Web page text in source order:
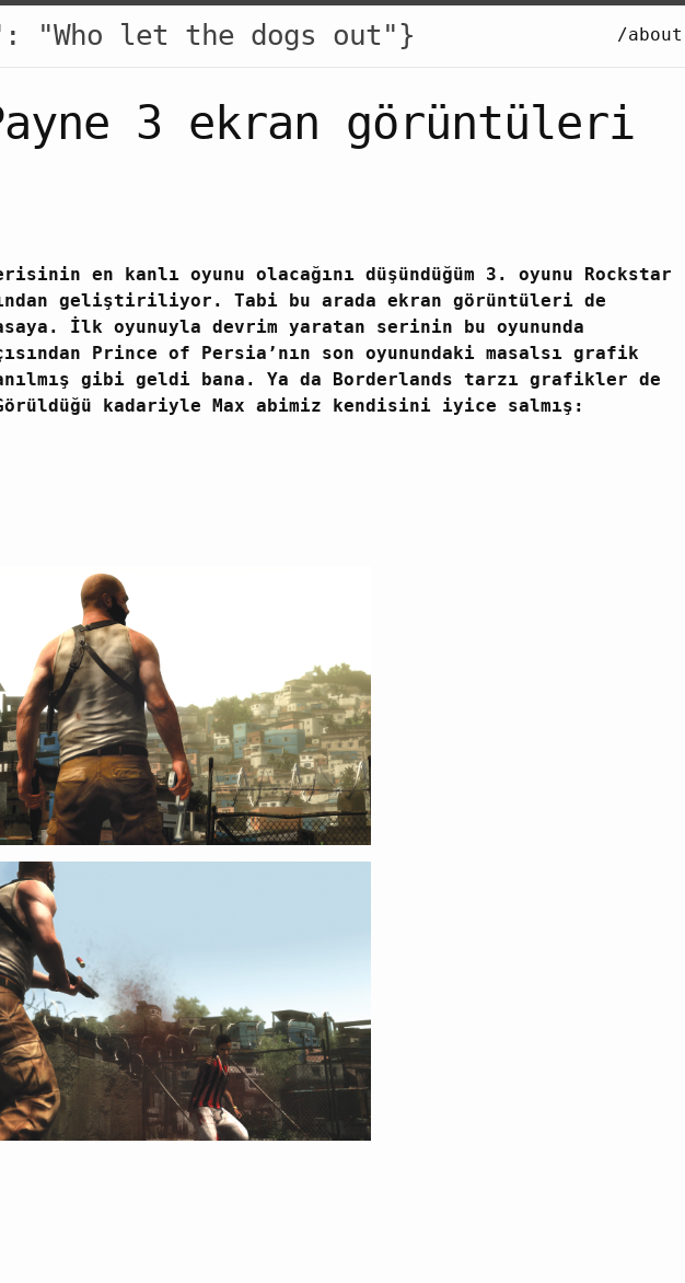
let the dogs out"} /about
3 ekran görüntüleri
en kanlı oyunu olacağını düşündüğüm 3. oyunu Rockstar
geliştiriliyor. Tabi bu arada ekran görüntüleri de
İlk oyunuyla devrim yaratan serinin bu oyununda
Prince of Persia’nın son oyunundaki masalsı grafik
gibi geldi bana. Ya da Borderlands tarzı grafikler de
kadariyle Max abimiz kendisini iyice salmış: